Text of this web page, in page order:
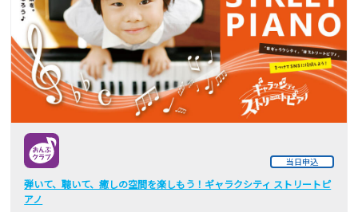
Gがくえん
ブランドからのお知らせ
いっしょに創る
イベントレポート
当日申込
弾いて、聴いて、癒しの空間を楽しもう！ギャラクシティ ストリートピ
アノ